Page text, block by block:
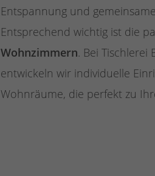
Entspannung und
Entsprechend wichtig ist die
Wohnzimmern. Bei Tischlerei
entwickeln wir individuelle
Wohnräume, die perfekt zu